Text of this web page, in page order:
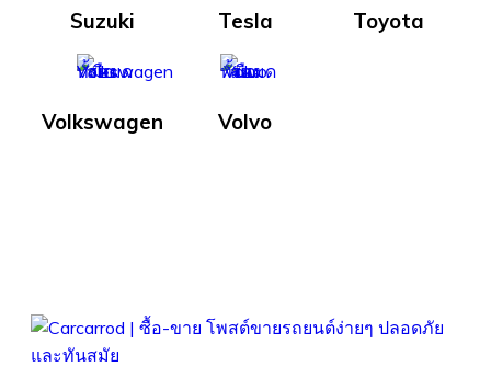
Suzuki Tesla Toyota
Volkswagen Volvo